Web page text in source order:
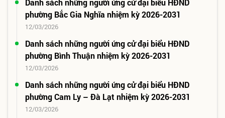
Danh sách những người ứng cử đại biểu HĐND
phường Bắc Gia Nghĩa nhiệm kỳ 2026-2031
12/03/2026
Danh sách những người ứng cử đại biểu HĐND
phường Bình Thuận nhiệm kỳ 2026-2031
12/03/2026
Danh sách những người ứng cử đại biểu HĐND
phường Cam Ly – Đà Lạt nhiệm kỳ 2026-2031
12/03/2026